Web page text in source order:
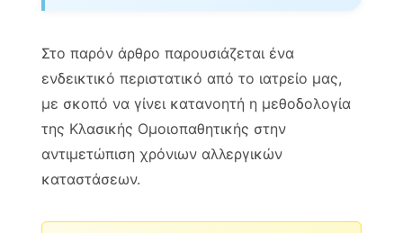
Στο παρόν άρθρο παρουσιάζεται ένα
ενδεικτικό περιστατικό από το ιατρείο μας,
με σκοπό να γίνει κατανοητή η μεθοδολογία
της Κλασικής Ομοιοπαθητικής στην
αντιμετώπιση χρόνιων αλλεργικών
καταστάσεων.